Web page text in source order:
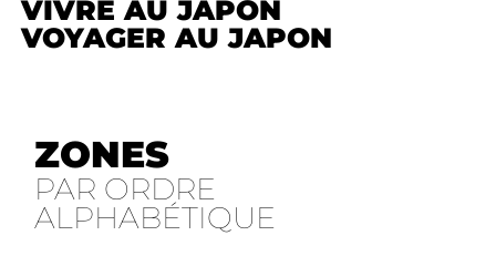
VIVRE AU JAPON
VOYAGER AU JAPON
ZONES
PAR ORDRE
ALPHABÉTIQUE